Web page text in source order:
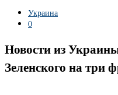
Украина
0
Новости из
Зеленского на три